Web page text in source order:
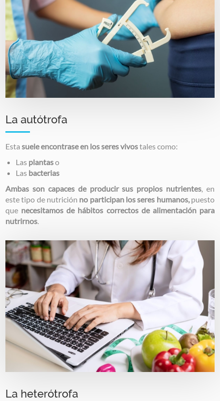
La autótrofa
Esta suele encontrase en los seres vivostales como:
Las plantaso
Las bacterias
Ambas son capaces de producir sus propios nutrientes, en
este tipo de nutrición no participan los seres humanos,puesto
que necesitamos de hábitos correctos de alimentación para
nutrirnos
Image
La heterótrofa